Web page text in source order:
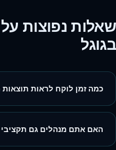
שאלות נפוצות
בגוגל
כמה זמן לוקח לראות
האם אתם מנהלים גם תקציבי